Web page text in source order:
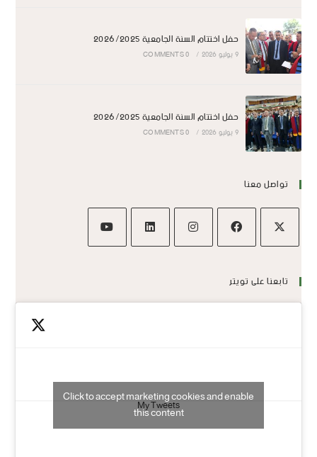
حفل اختتام السنة الجامعية 2026/2025
9 يوليو 2026 /
0 COMMENTS
حفل اختتام السنة الجامعية 2026/2025
9 يوليو 2026 /
0 COMMENTS
تواصل معنا
تابعنا على تويتر
My Tweets
Click to accept marketing cookies and enable
this content